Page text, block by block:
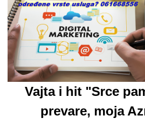
Vajta i hit "Srce
prevare, moja